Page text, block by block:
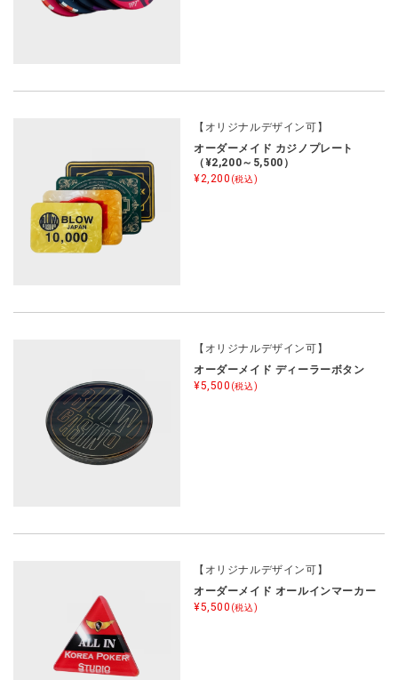
【オリジナルデザイン可】
オーダーメイド カジノプレート
（¥2,200～5,500）
¥2,200 (税込)
【オリジナルデザイン可】
オーダーメイド ディーラーボタン
¥5,500 (税込)
【オリジナルデザイン可】
オーダーメイド オールインマーカー
¥5,500 (税込)